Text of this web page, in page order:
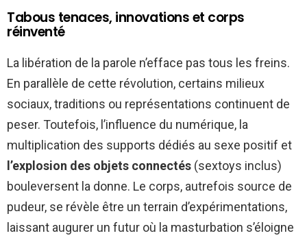
Tabous tenaces, innovations et corps
réinventé
La libération de la parole n’efface pas tous les freins.
En parallèle de cette révolution, certains milieux
sociaux, traditions ou représentations continuent de
peser. Toutefois, l’influence du numérique, la
multiplication des supports dédiés au sexe positif et
l’explosion des objets connectés (sextoys inclus)
bouleversent la donne. Le corps, autrefois source de
pudeur, se révèle être un terrain d’expérimentations,
laissant augurer un futur où la masturbation s’éloigne